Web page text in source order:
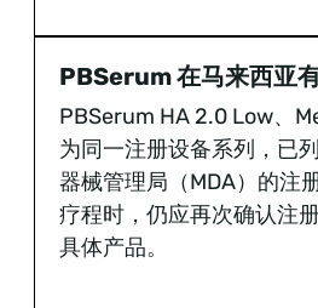
PBSerum 在马来西亚
PBSerum HA 2.0 Low、
为同一注册设备系列，已
器械管理局（MDA）的注
疗程时，仍应再次确认注
具体产品。